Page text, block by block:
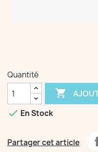
Quantité

 En Stock
Partager cet article